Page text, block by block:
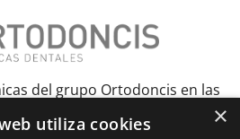
del grupo Ortodoncis en las
×
utiliza cookies